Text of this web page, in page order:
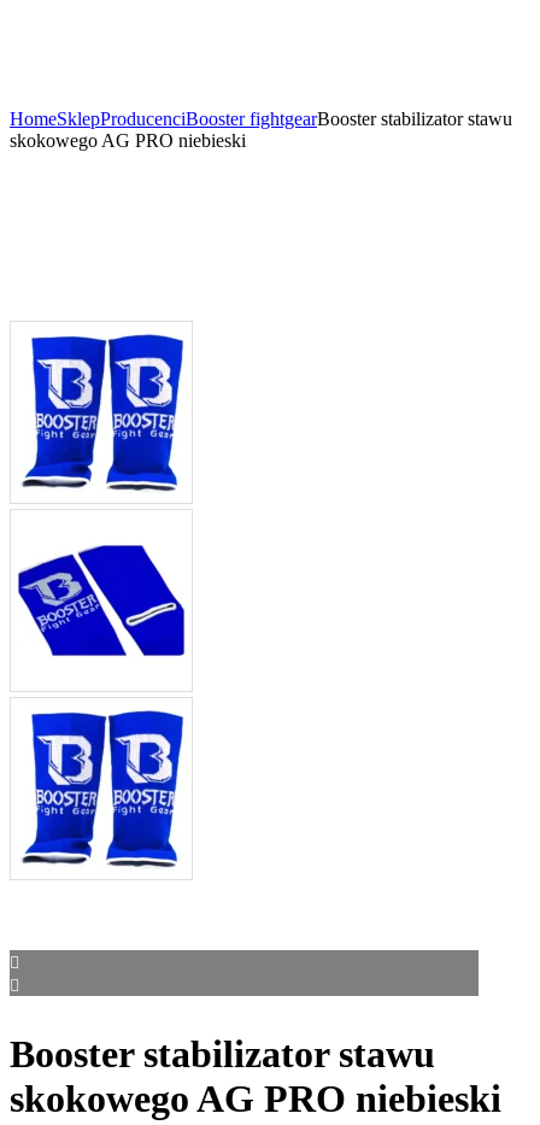
HomeSklepProducenciBooster fightgearBooster stabilizator stawu
skokowego AG PRO niebieski
Booster stabilizator stawu
skokowego AG PRO niebieski